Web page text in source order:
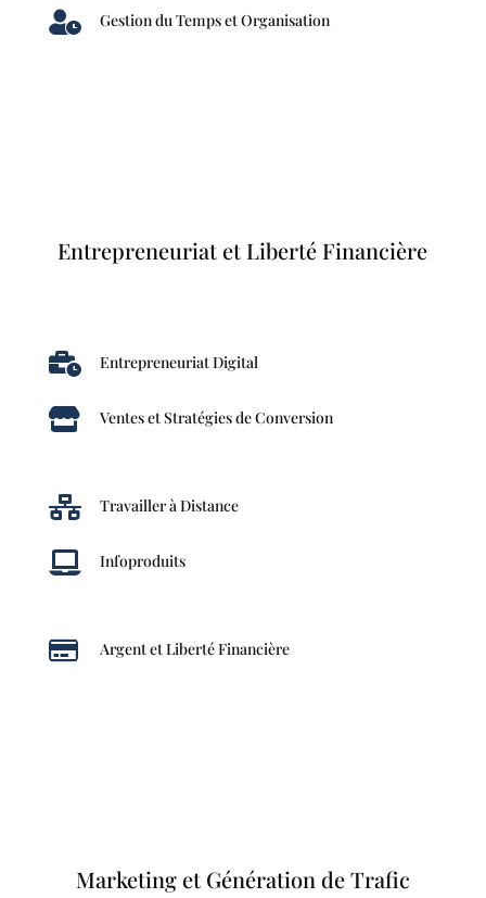
 Gestion du Temps et Organisation
Entrepreneuriat et Liberté Financière
 Entrepreneuriat Digital
 Ventes et Stratégies de Conversion
 Travailler à Distance
 Infoproduits
 Argent et Liberté Financière
Marketing et Génération de Trafic